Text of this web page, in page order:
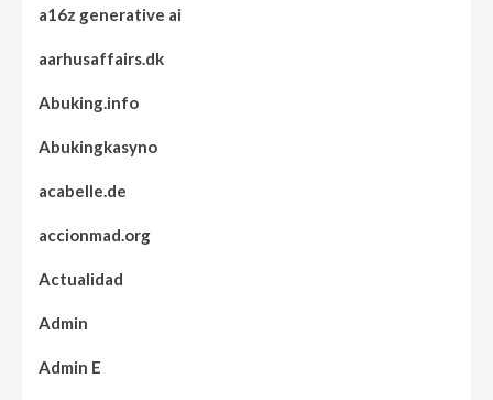
a16z generative ai
aarhusaffairs.dk
Abuking.info
Abukingkasyno
acabelle.de
accionmad.org
Actualidad
Admin
Admin E